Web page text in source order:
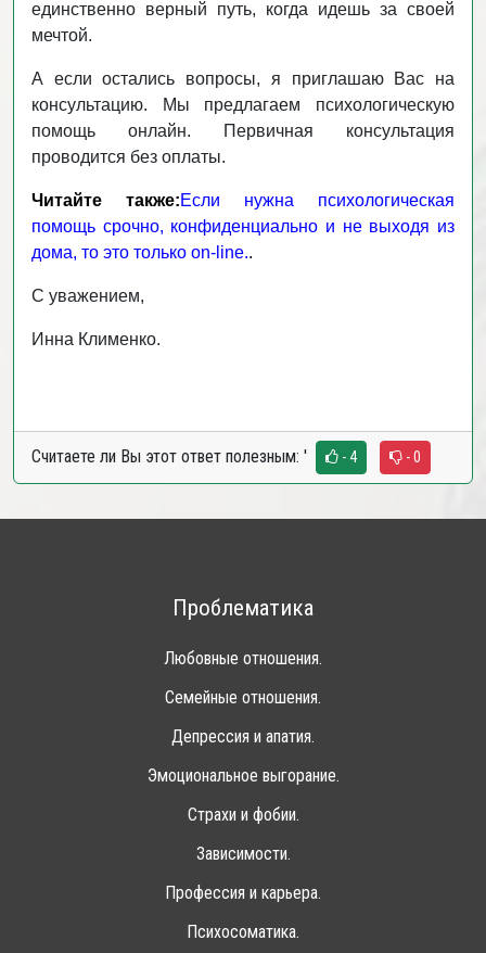
единственно верный путь, когда идешь за своей
мечтой.
А если остались вопросы, я приглашаю Вас на
консультацию. Мы предлагаем психологическую
помощь онлайн. Первичная консультация
проводится без оплаты.
Читайте также:Если нужна психологическая
помощь срочно, конфиденциально и не выходя из
дома, то это только on-line..
С уважением,
Инна Клименко.
Считаете ли Вы этот ответ полезным: ' - 4 - 0
Проблематика
Любовные отношения.
Семейные отношения.
Депрессия и апатия.
Эмоциональное выгорание.
Страхи и фобии.
Зависимости.
Профессия и карьера.
Психосоматика.